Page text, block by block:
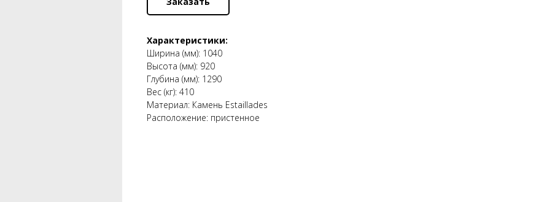
Характеристики:
Ширина (мм): 1040
Высота (мм): 920
Глубина (мм): 1290
Вес (кг): 410
Материал: Камень Estaillades
Расположение: пристенное